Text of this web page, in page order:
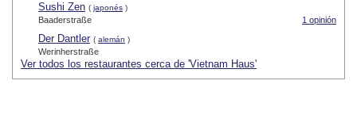
Sushi Zen ( japonés )
1 opinión
Baaderstraße
Der Dantler ( alemán )
Werinherstraße
Ver todos los restaurantes cerca de 'Vietnam Haus'